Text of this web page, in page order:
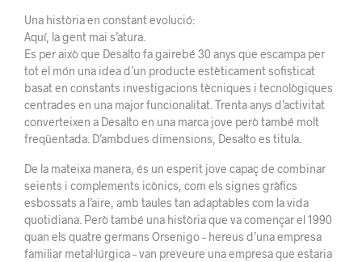
Una història en constant evolució:
Aquí, la gent mai s’atura.
Es per això que Desalto fa gairebé 30 anys que escampa per
tot el món una idea d’un producte estèticament sofisticat
basat en constants investigacions tècniques i tecnològiques
centrades en una major funcionalitat. Trenta anys d’activitat
converteixen a Desalto en una marca jove però també molt
freqüentada. D’ambdues dimensions, Desalto es titula.
De la mateixa manera, és un esperit jove capaç de combinar
seients i complements icònics, com els signes gràfics
esbossats a l’aire, amb taules tan adaptables com la vida
quotidiana. Però també una història que va començar el 1990
quan els quatre germans Orsenigo – hereus d’una empresa
familiar metal·lúrgica – van preveure una empresa que estaria